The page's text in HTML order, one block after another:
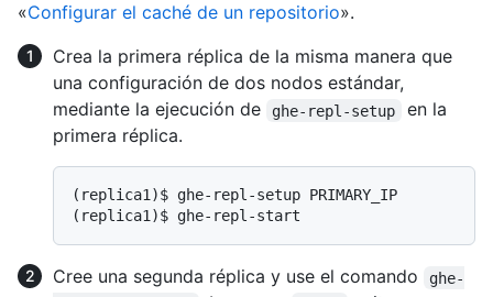
«Configurar el caché de un repositorio».
Crea la primera réplica de la misma manera que
una configuración de dos nodos estándar,
mediante la ejecución de
ghe-repl-setup
en la
primera réplica.
(replica1)$ ghe-repl-setup PRIMARY_IP
(replica1)$ ghe-repl-start
Cree una segunda réplica y use el comando
ghe-